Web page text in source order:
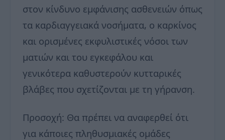
στον κίνδυνο εμφάνισης ασθενειών όπως
τα καρδιαγγειακά νοσήματα, ο καρκίνος
και ορισμένες εκφυλιστικές νόσοι των
ματιών και του εγκεφάλου και
γενικότερα καθυστερούν κυτταρικές
βλάβες που σχετίζονται με τη γήρανση.
Προσοχή: Θα πρέπει να αναφερθεί ότι
για κάποιες πληθυσμιακές ομάδες